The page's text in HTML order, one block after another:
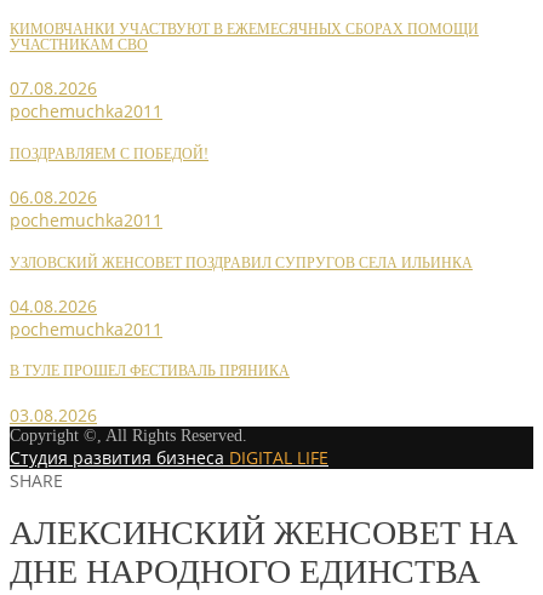
КИМОВЧАНКИ УЧАСТВУЮТ В ЕЖЕМЕСЯЧНЫХ СБОРАХ ПОМОЩИ
УЧАСТНИКАМ СВО
07.08.2026
pochemuchka2011
ПОЗДРАВЛЯЕМ С ПОБЕДОЙ!
06.08.2026
pochemuchka2011
УЗЛОВСКИЙ ЖЕНСОВЕТ ПОЗДРАВИЛ СУПРУГОВ СЕЛА ИЛЬИНКА
04.08.2026
pochemuchka2011
В ТУЛЕ ПРОШЕЛ ФЕСТИВАЛЬ ПРЯНИКА
03.08.2026
Copyright ©, All Rights Reserved.
Студия развития бизнеса DIGITAL LIFE
SHARE
АЛЕКСИНСКИЙ ЖЕНСОВЕТ НА
ДНЕ НАРОДНОГО ЕДИНСТВА